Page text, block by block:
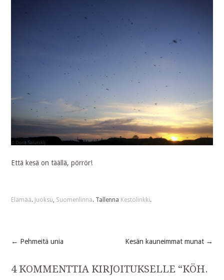
Että kesä on täällä, pörrör!
Elämää. Juoksu, Suomenlinna. Tallenna Kestolinkki.
Post
navigation
← Pehmeitä unia Kesän kauneimmat munat →
4 KOMMENTTIA KIRJOITUKSELLE “KÖH.